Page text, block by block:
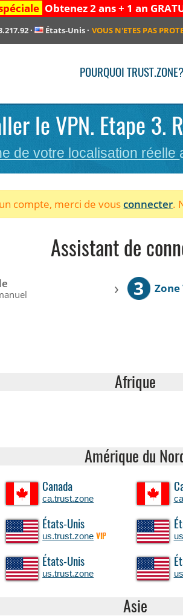
Obtenez 2 ans + 1 an
· États-Unis · VOUS N'ETES PAS
POURQUOI TRUST.ZONE?
le VPN. Etape 3.
de votre localisation réelle
compte, merci de vousconnecter.
Assistant de
› 3 Zone
Afrique
Amérique du
Canada
ca.trust.zone
États-Unis
us.trust.zone VIP
États-Unis
us.trust.zone
Asie